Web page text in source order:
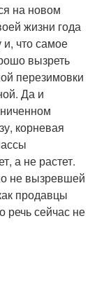
на новом
жизни года
что самое
вызреть
перезимовки
Да и
корневая
а не растет.
не вызревшей
продавцы
речь сейчас не